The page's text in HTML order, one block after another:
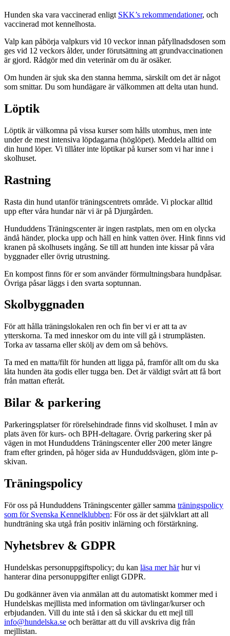
Hunden ska vara vaccinerad enligt SKK’s rekommendationer, och
vaccinerad mot kennelhosta.
Valp kan påbörja valpkurs vid 10 veckor innan påfyllnadsdosen som
ges vid 12 veckors ålder, under förutsättning att grundvaccinationen
är gjord. Rådgör med din veterinär om du är osäker.
Om hunden är sjuk ska den stanna hemma, särskilt om det är något
som smittar. Du som hundägare är välkommen att delta utan hund.
Löptik
Löptik är välkomna på vissa kurser som hålls utomhus, men inte
under de mest intensiva löpdagarna (höglöpet). Meddela alltid om
din hund löper. Vi tillåter inte löptikar på kurser som vi har inne i
skolhuset.
Rastning
Rasta din hund utanför träningscentrets område. Vi plockar alltid
upp efter våra hundar när vi är på Djurgården.
Hunduddens Träningscenter är ingen rastplats, men om en olycka
ändå händer, plocka upp och häll en hink vatten över. Hink finns vid
kranen på skolhusets ingång. Se till att hunden inte kissar på våra
byggnader eller övrig utrustning.
En kompost finns för er som använder förmultningsbara hundpåsar.
Övriga påsar läggs i den svarta soptunnan.
Skolbyggnaden
För att hålla träningslokalen ren och fin ber vi er att ta av
ytterskorna. Ta med inneskor om du inte vill gå i strumplästen.
Torka av tassarna eller skölj av dem om så behövs.
Ta med en matta/filt för hunden att ligga på, framför allt om du ska
låta hunden äta godis eller tugga ben. Det är väldigt svårt att få bort
från mattan efteråt.
Bilar & parkering
Parkeringsplatser för rörelsehindrade finns vid skolhuset. I mån av
plats även för kurs- och BPH-deltagare. Övrig parkering sker på
vägen in mot Hunduddens Träningscenter eller 200 meter längre
fram efter grinden, på höger sida av Hunduddsvägen, glöm inte p-
skivan.
Träningspolicy
För oss på Hunduddens Träningscenter gäller samma träningspolicy
som för Svenska Kennelklubben: För oss är det självklart att all
hundträning ska utgå från positiv inlärning och förstärkning.
Nyhetsbrev & GDPR
Hundelskas personuppgiftspolicy; du kan läsa mer härhur vi
hanterar dina personuppgifter enligt GDPR.
Du godkänner även via anmälan att du automatiskt kommer med i
Hundelskas mejllista med information om tävlingar/kurser och
erbjudanden. Vill du inte stå i den så skickar du ett mejl till
info@hundelska.se och berättar att du vill avskriva dig från
mejllistan.